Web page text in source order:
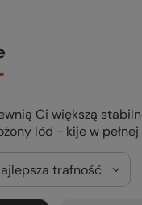
Ci większą
lód - kije w pełnej
trafność